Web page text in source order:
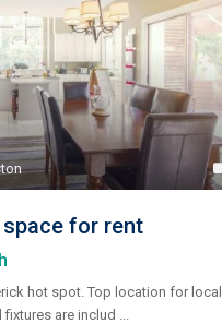
for rent
hot spot. Top location for local
fixtures are includ